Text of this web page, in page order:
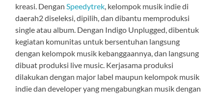
kreasi. DenganSpeedytrek, kelompok musik indie di
daerah2 diseleksi, dipilih, dan dibantu memproduksi
single atau album. Dengan Indigo Unplugged, dibentuk
kegiatan komunitas untuk bersentuhan langsung
dengan kelompok musik kebanggaannya, dan langsung
dibuat produksi live music. Kerjasama produksi
dilakukan dengan major label maupun kelompok musik
indie dan developer yang mengabungkan musik dengan